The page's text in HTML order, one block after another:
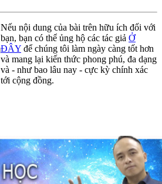
Nếu nội dung của bài trên hữu ích đối với
bạn, bạn có thể ủng hộ các tác giả Ở
ĐÂY để chúng tôi làm ngày càng tốt hơn
và mang lại kiến thức phong phú, đa dạng
và - như bao lâu nay - cực kỳ chính xác
tới cộng đồng.